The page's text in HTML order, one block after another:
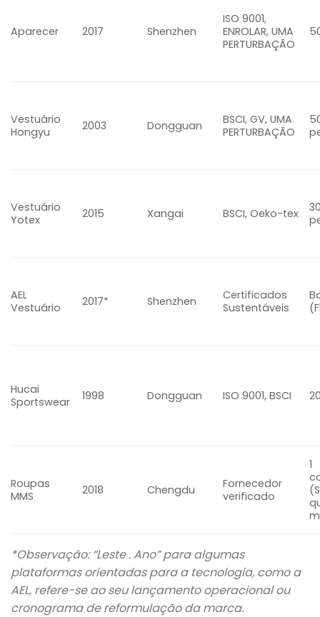
Aparecer 2017 Shenzhen
ISO 9001,
ENROLAR, UMA
PERTURBAÇÃO
Vestuário
Hongyu
2003 Dongguan
BSCI, GV, UMA
PERTURBAÇÃO
Vestuário
Yotex
2015 Xangai BSCI, Oeko-tex
AEL
Vestuário
2017* Shenzhen
Certificados
Sustentáveis
Hucai
Sportswear
1998 Dongguan ISO 9001, BSCI
Roupas
MMS
2018 Chengdu
Fornecedor
verificado
1
*Observação: “Leste . Ano” para algumas
plataformas orientadas para a tecnologia, como a
AEL, refere-se ao seu lançamento operacional ou
cronograma de reformulação da marca.